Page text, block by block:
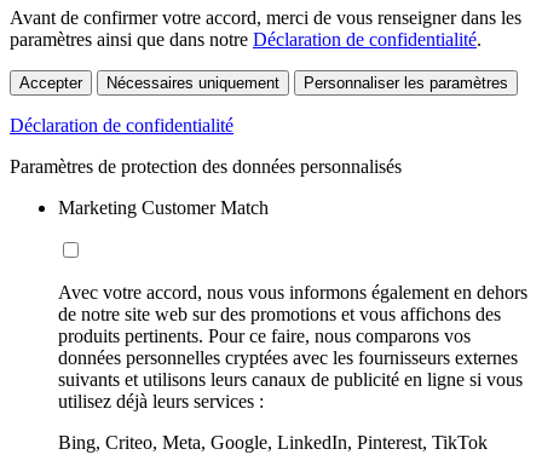
Avant de confirmer votre accord, merci de vous renseigner dans les
paramètres ainsi que dans notre Déclaration de confidentialité.
Accepter Nécessaires uniquement Personnaliser les paramètres
Déclaration de confidentialité
Paramètres de protection des données personnalisés
Marketing Customer Match
Avec votre accord, nous vous informons également en dehors
de notre site web sur des promotions et vous affichons des
produits pertinents. Pour ce faire, nous comparons vos
données personnelles cryptées avec les fournisseurs externes
suivants et utilisons leurs canaux de publicité en ligne si vous
utilisez déjà leurs services :
Bing, Criteo, Meta, Google, LinkedIn, Pinterest, TikTok